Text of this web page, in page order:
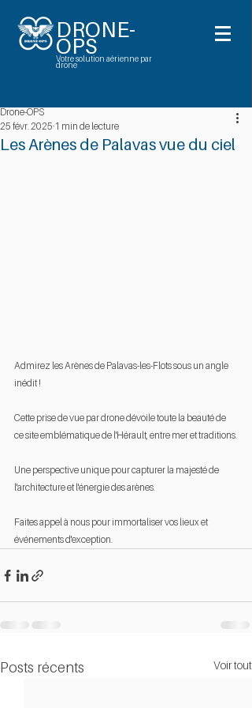
DRONE-
OPS
Votre solution aérienne par
drone
Les Arènes de Palavas vue du ciel
Drone-OPS
25 févr. 2025 1 min de lecture
Admirez les Arènes de Palavas-les-Flots sous un angle
inédit !
Cette prise de vue par drone dévoile toute la beauté de
ce site emblématique de l'Hérault, entre mer et traditions.
Une perspective unique pour capturer la majesté de
l'architecture et l'énergie des arènes.
Faites appel à nous pour immortaliser vos lieux et
événements d'exception.
Posts récents Voir tout